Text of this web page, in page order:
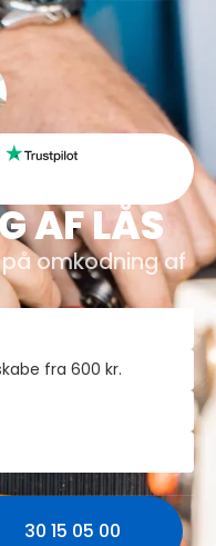
AF LÅS
omkodning af
fra 600 kr.
30 15 05 00